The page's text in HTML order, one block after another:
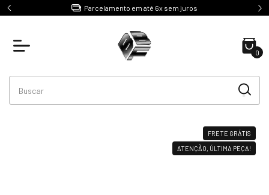
Parcelamento em até 6x sem juros
0
FRETE GRÁTIS
ATENÇÃO, ÚLTIMA PEÇA!